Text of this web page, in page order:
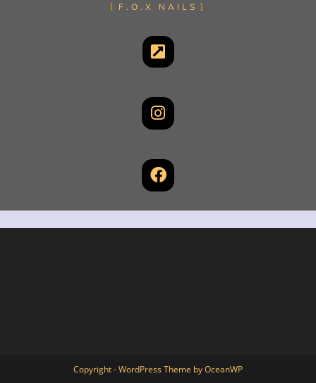
F.O.X NAILS
Copyright - WordPress Theme by OceanWP